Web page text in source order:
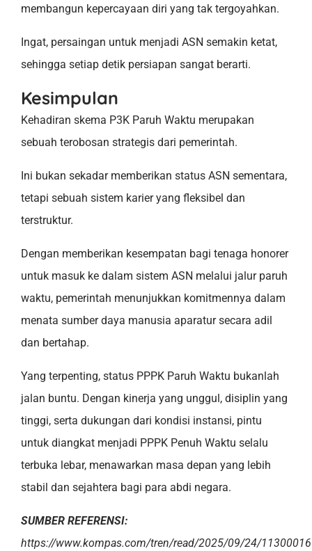
membangun kepercayaan diri yang tak tergoyahkan.
Ingat, persaingan untuk menjadi ASN semakin ketat,
sehingga setiap detik persiapan sangat berarti.
Kesimpulan
Kehadiran skema P3K Paruh Waktu merupakan
sebuah terobosan strategis dari pemerintah.
Ini bukan sekadar memberikan status ASN sementara,
tetapi sebuah sistem karier yang fleksibel dan
terstruktur.
Dengan memberikan kesempatan bagi tenaga honorer
untuk masuk ke dalam sistem ASN melalui jalur paruh
waktu, pemerintah menunjukkan komitmennya dalam
menata sumber daya manusia aparatur secara adil
dan bertahap.
Yang terpenting, status PPPK Paruh Waktu bukanlah
jalan buntu. Dengan kinerja yang unggul, disiplin yang
tinggi, serta dukungan dari kondisi instansi, pintu
untuk diangkat menjadi PPPK Penuh Waktu selalu
terbuka lebar, menawarkan masa depan yang lebih
stabil dan sejahtera bagi para abdi negara.
SUMBER REFERENSI:
https://www.kompas.com/tren/read/2025/09/24/